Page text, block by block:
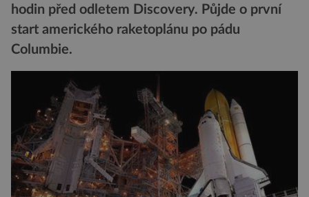
hodin před odletem Discovery. Půjde o první
start amerického raketoplánu po pádu
Columbie.